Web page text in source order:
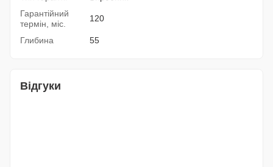
Гарантійний
термін, міс.
120
Глибина 55
Відгуки